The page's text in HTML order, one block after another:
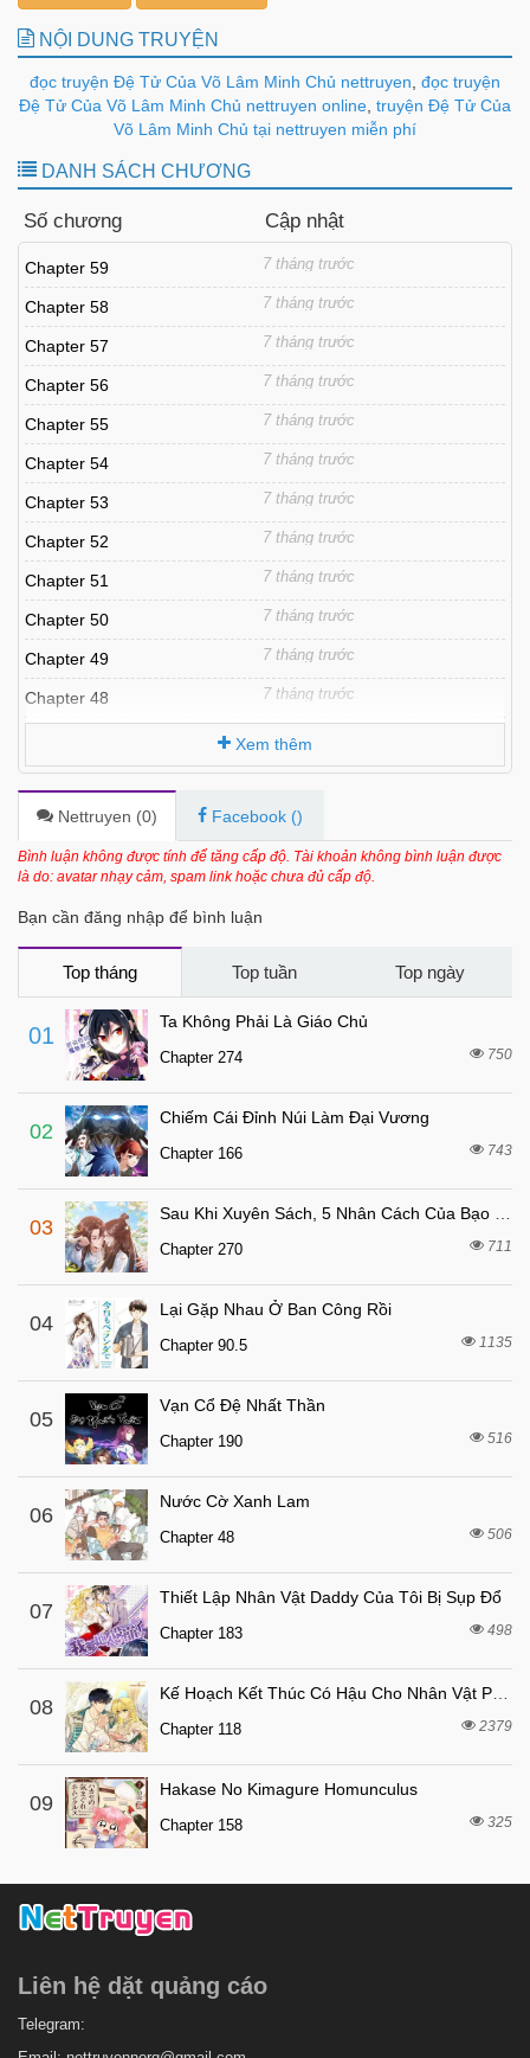
NỘI DUNG TRUYỆN
đọc truyện Đệ Tử Của Võ Lâm Minh Chủ nettruyen đọc truyện
Đệ Tử Của Võ Lâm Minh Chủ nettruyen online truyện Đệ Tử Của
Võ Lâm Minh Chủ tại nettruyen miễn phí
DANH SÁCH CHƯƠNG
Số chương Cập nhật
Chapter 59 7 tháng trước
Chapter 58 7 tháng trước
Chapter 57 7 tháng trước
Chapter 56 7 tháng trước
Chapter 55 7 tháng trước
Chapter 54 7 tháng trước
Chapter 53 7 tháng trước
Chapter 52 7 tháng trước
Chapter 51 7 tháng trước
Chapter 50 7 tháng trước
Chapter 49 7 tháng trước
Chapter 48 7 tháng trước
Chapter 46 7 tháng trước
Chapter 45 7 tháng trước
Chapter 44 7 tháng trước
7 tháng trước
Chapter 41 7 tháng trước
Chapter 40
Chapter 39
Chapter 38
Chapter 37 7 tháng trước
Chapter 36
Chapter 35
Chapter 34
Chapter 33 7 tháng trước
Chapter 32 7 tháng trước
Chapter 31
Chapter 30 7 tháng trước
Chapter 29
Chapter 28 7 tháng trước
Chapter 27
Chapter 26
Chapter 25 7 tháng trước
Chapter 24
Chapter 23 7 tháng trước
Chapter 22
Chapter 21
Chapter 20 7 tháng trước
Chapter 19
Chapter 17
Chapter 15 7 tháng trước
Chapter 14
Xem thêm
Nettruyen (0) Facebook ()
Bình luận không được tính để tăng cấp độ. Tài khoản không bình luận được
là do: avatar nhạy cảm, spam link hoặc chưa đủ cấp độ.
Bạn cần đăng nhập để bình luận
Top tháng Top tuần Top ngày
01
Ta Không Phải Là Giáo Chủ
Chapter 274 750
02
Chiếm Cái Đỉnh Núi Làm Đại Vương
Chapter 166 743
03
Chapter 270 711
04
Lại Gặp Nhau Ở Ban Công Rồi
Chapter 90.5 1135
05
Vạn Cổ Đệ Nhất Thần
Chapter 190 516
06
Nước Cờ Xanh Lam
Chapter 48 506
07
Thiết Lập Nhân Vật Daddy Của Tôi Bị Sụp Đổ
Chapter 183 498
08
Chapter 118 2379
09
Hakase No Kimagure Homunculus
Chapter 158 325
Liên hệ dặt quảng cáo
Telegram: